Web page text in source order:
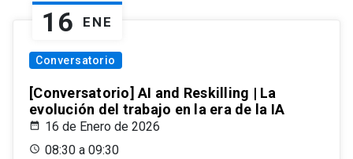
16 ENE
Conversatorio
[Conversatorio] AI and Reskilling | La
evolución del trabajo en la era de la IA
16 de Enero de 2026
08:30 a 09:30